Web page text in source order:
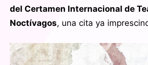
del Certamen Internacional de
Noctívagos, una cita ya